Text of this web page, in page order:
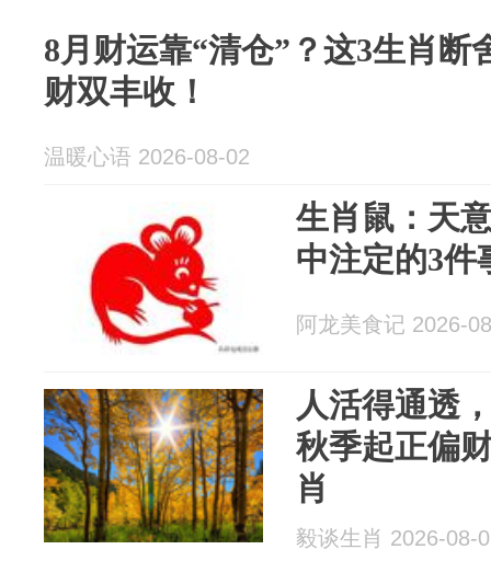
8月财运靠“清仓”？这3生肖断
财双丰收！
温暖心语 2026-08-02
生肖鼠：天
中注定的3件
阿龙美食记 2026-
人活得通透
秋季起正偏
肖
毅谈生肖 2026-08-